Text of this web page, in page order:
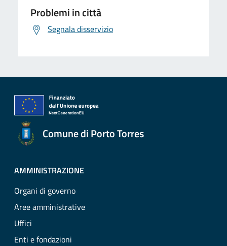
Problemi in città
Segnala disservizio
Comune di Porto Torres
AMMINISTRAZIONE
Organi di governo
Aree amministrative
Uffici
Enti e fondazioni